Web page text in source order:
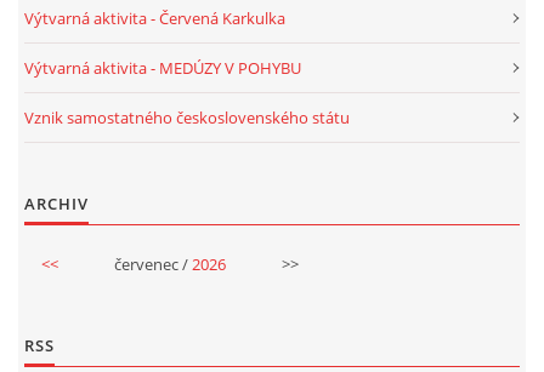
KREATIVNÍ OVOCNÉ A ZELENINOVÉ MLSÁNÍ
Výtvarná aktivita - Červená Karkulka
Výtvarná aktivita - MEDÚZY V POHYBU
Vznik samostatného československého státu
ARCHIV
<< červenec / 2026 >>
RSS